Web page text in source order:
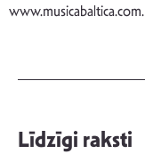
www.musicabaltica.com.
Līdzīgi raksti